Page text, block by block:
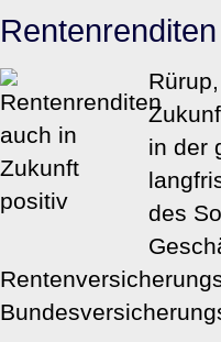
in der
des